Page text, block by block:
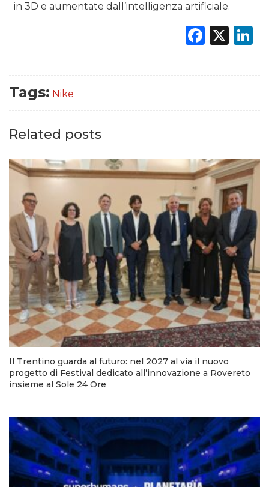
in 3D e aumentate dall’intelligenza artificiale.
X
Tags: Nike
Related posts
Il Trentino guarda al futuro: nel 2027 al via il nuovo
progetto di Festival dedicato all’innovazione a Rovereto
insieme al Sole 24 Ore